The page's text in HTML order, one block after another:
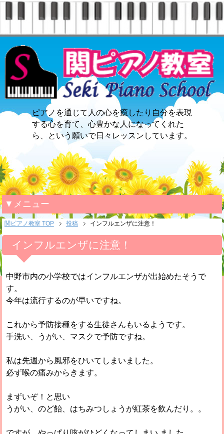
ピアノを通じて人の心を癒したり自分を表現
する心を育て、心豊かな人になってくれた
ら、という願いで日々レッスンしています。
▼メニュー
関ピアノ教室 TOP 投稿 インフルエンザに注意！
インフルエンザに注意！
中野市内の小学校ではインフルエンザが出始めたそうで
す。
今年は流行するのが早いですね。
これから予防接種をする生徒さんもいるようです。
手洗い、うがい、マスクで予防ですね。
私は先週から風邪をひいてしまいました。
必ず喉の痛みからきます。
まずいぞ！と思い
うがい、のど飴、はちみつしょうが紅茶を飲んだり。。